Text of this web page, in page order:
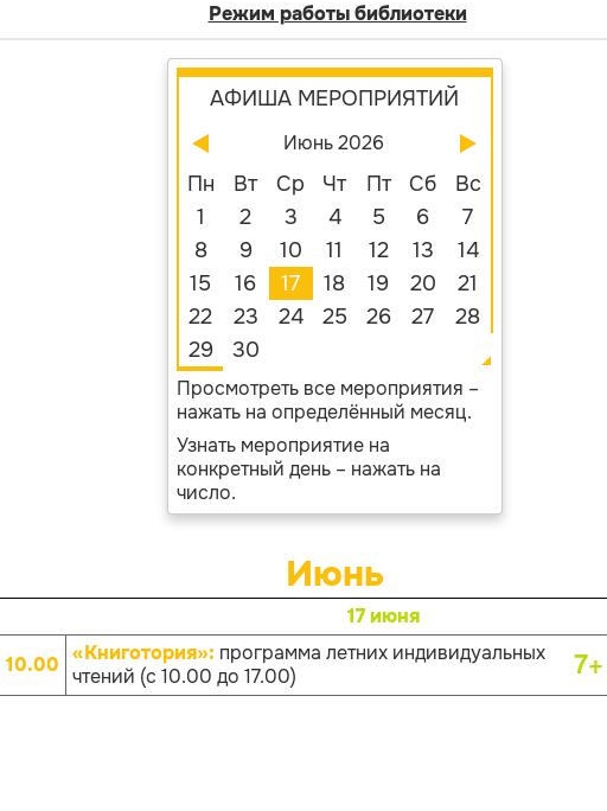
Режим работы библиотеки
АФИША МЕРОПРИЯТИЙ
Июнь 2026
Пн Вт Ср Чт Пт Сб
Вс
1
2 3 4 5 6
7
8
9 10 11 12 13
14
15
16 17 18 19 20
21
22
23 24 25 26 27
28
29
30
Просмотреть все мероприятия –
нажать на определённый месяц.
Узнать мероприятие на
конкретный день – нажать на
число.
Июнь
17 июня
10.00 «Книготория»: программа летних индивидуальных
чтений (с 10.00 до 17.00)
7+